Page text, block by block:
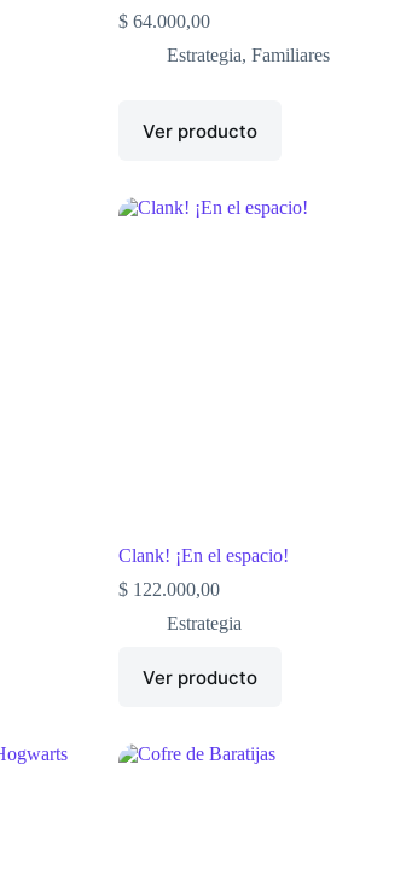
$ 64.000,00
Estrategia,Familiares
Ver producto
Clank! ¡En el espacio!
$ 122.000,00
Estrategia
Ver producto